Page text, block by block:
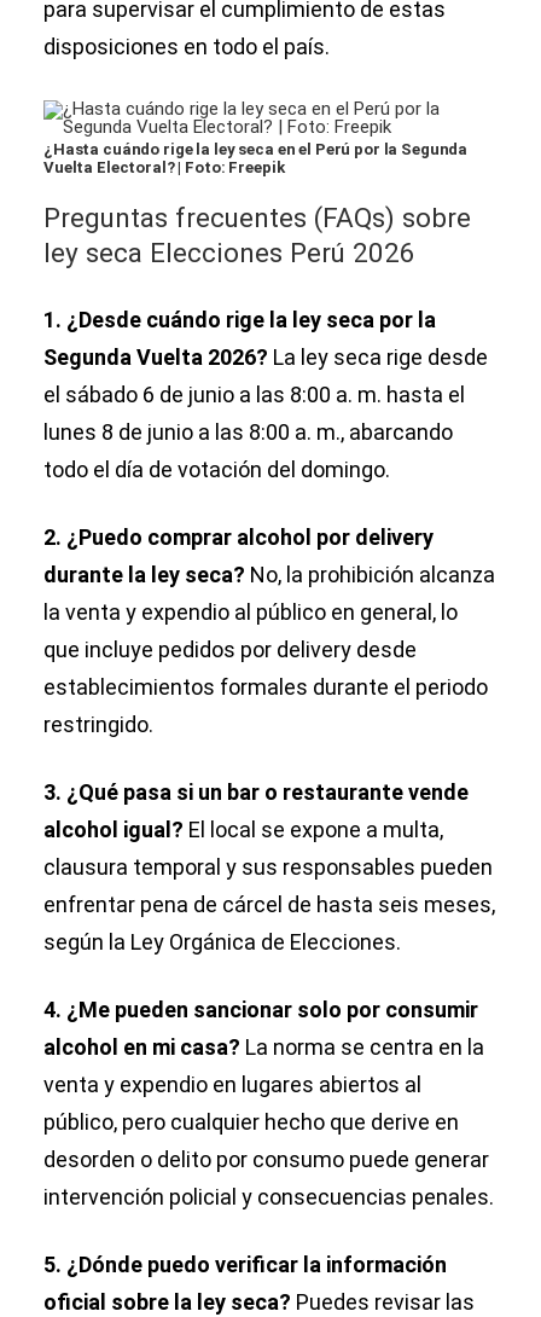
para supervisar el cumplimiento de estas
disposiciones en todo el país.
¿Hasta cuándo rige la ley seca en el Perú por la Segunda
Vuelta Electoral? | Foto: Freepik
Preguntas frecuentes (FAQs) sobre
ley seca Elecciones Perú 2026
1. ¿Desde cuándo rige la ley seca por la
Segunda Vuelta 2026? La ley seca rige desde
el sábado 6 de junio a las 8:00 a. m. hasta el
lunes 8 de junio a las 8:00 a. m., abarcando
todo el día de votación del domingo.
2. ¿Puedo comprar alcohol por delivery
durante la ley seca? No, la prohibición alcanza
la venta y expendio al público en general, lo
que incluye pedidos por delivery desde
establecimientos formales durante el periodo
restringido.
3. ¿Qué pasa si un bar o restaurante vende
alcohol igual? El local se expone a multa,
clausura temporal y sus responsables pueden
enfrentar pena de cárcel de hasta seis meses,
según la Ley Orgánica de Elecciones.
4. ¿Me pueden sancionar solo por consumir
alcohol en mi casa? La norma se centra en la
venta y expendio en lugares abiertos al
público, pero cualquier hecho que derive en
desorden o delito por consumo puede generar
intervención policial y consecuencias penales.
5. ¿Dónde puedo verificar la información
oficial sobre la ley seca? Puedes revisar las